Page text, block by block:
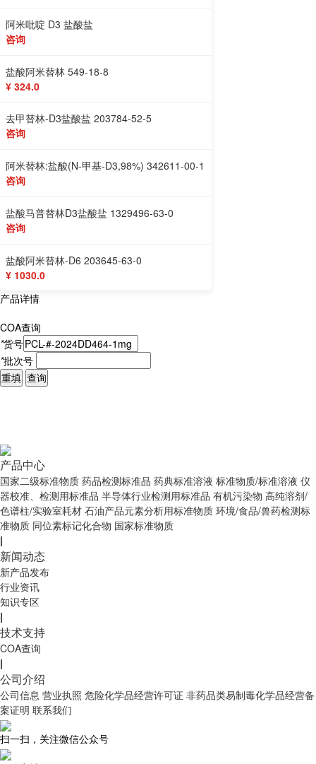
阿米吡啶 D3 盐酸盐
咨询
盐酸阿米替林 549-18-8
¥ 324.0
去甲替林-D3盐酸盐 203784-52-5
咨询
阿米替林:盐酸(N-甲基-D3,98%) 342611-00-1
咨询
盐酸马普替林D3盐酸盐 1329496-63-0
咨询
盐酸阿米替林-D6 203645-63-0
¥ 1030.0
产品详情
COA查询
*货号
*批次号
重填 查询
产品中心
国家二级标准物质 药品检测标准品 药典标准溶液 标准物质/标准溶液 仪
器校准、检测用标准品 半导体行业检测用标准品 有机污染物 高纯溶剂/
色谱柱/实验室耗材 石油产品元素分析用标准物质 环境/食品/兽药检测标
准物质 同位素标记化合物 国家标准物质
|
新闻动态
新产品发布
行业资讯
知识专区
|
技术支持
COA查询
|
公司介绍
公司信息 营业执照 危险化学品经营许可证 非药品类易制毒化学品经营备
案证明 联系我们
扫一扫，关注微信公众号